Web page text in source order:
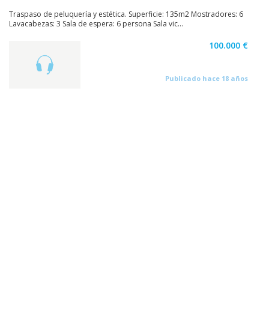
Traspaso de peluquería y estética. Superficie: 135m2 Mostradores: 6
Lavacabezas: 3 Sala de espera: 6 persona Sala vic...
100.000 €
Publicado hace 18 años